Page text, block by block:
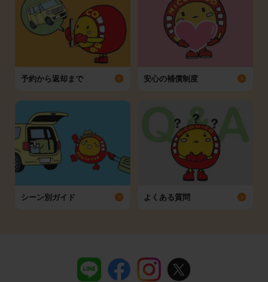
予約から返却まで 安心の補償制度
シーン別ガイド よくある質問